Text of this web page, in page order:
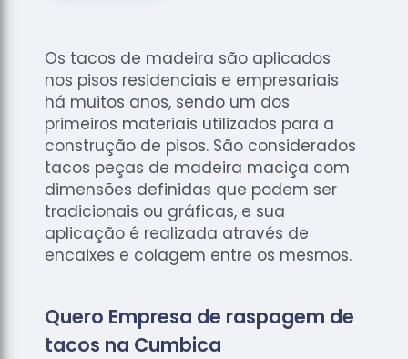
Raspagem
de Tacos
de
Madeiras
Raspagens
de Pisos
Tacos de
Madeiras
Os tacos de madeira são aplicados
nos pisos residenciais e empresariais
há muitos anos, sendo um dos
primeiros materiais utilizados para a
construção de pisos. São considerados
tacos peças de madeira maciça com
dimensões definidas que podem ser
tradicionais ou gráficas, e sua
aplicação é realizada através de
encaixes e colagem entre os mesmos.
Quero Empresa de raspagem de
tacos na Cumbica